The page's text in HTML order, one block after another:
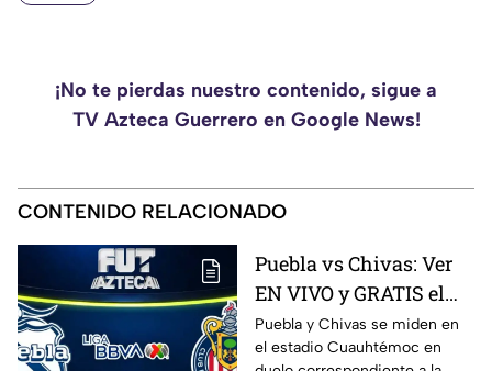
¡No te pierdas nuestro contenido, sigue a
TV Azteca Guerrero en Google News!
CONTENIDO RELACIONADO
Puebla vs Chivas: Ver
EN VIVO y GRATIS el
encuentro de la
Jornada 3 de la Liga
Puebla y Chivas se miden en
el estadio Cuauhtémoc en